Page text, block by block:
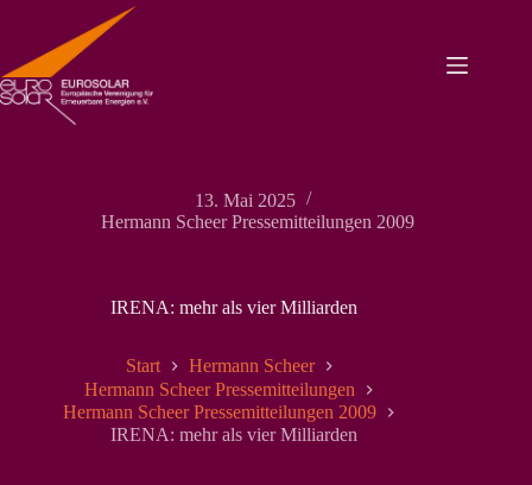
springen
13. Mai 2025
Hermann Scheer Pressemitteilungen 2009
IRENA: mehr als vier Milliarden
Start
Hermann Scheer
Hermann Scheer Pressemitteilungen
Hermann Scheer Pressemitteilungen 2009
IRENA: mehr als vier Milliarden